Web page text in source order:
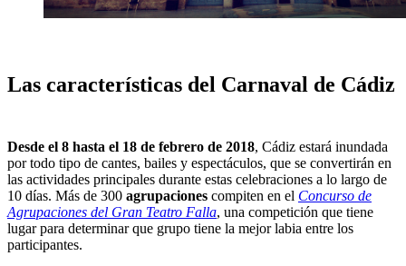
Las características del Carnaval de Cádiz
Desde el 8 hasta el 18 de febrero de 2018, Cádiz estará inundada
por todo tipo de cantes, bailes y espectáculos, que se convertirán en
las actividades principales durante estas celebraciones a lo largo de
10 días. Más de 300 agrupaciones compiten en el Concurso de
Agrupaciones del Gran Teatro Falla, una competición que tiene
lugar para determinar que grupo tiene la mejor labia entre los
participantes.